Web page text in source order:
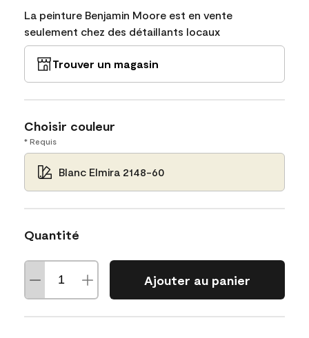
La peinture Benjamin Moore est en vente
seulement chez des détaillants locaux
Trouver un magasin
Choisir couleur
* Requis
Blanc Elmira 2148-60
Quantité
Ajouter au panier